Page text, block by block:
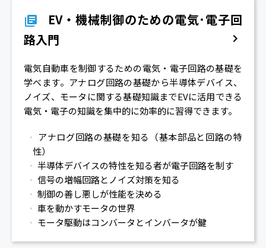
EV・機械制御のための電気･電子回
路入門
電気自動車を制御するための電気・電子回路の基礎を
学べます。アナログ回路の基礎から半導体デバイス、
ノイズ、モータに関する基礎知識までEVに活用できる
電気・電子の知識を集中的に効率的に習得できます。
アナログ回路の基礎を知る（基本部品と回路の特
性）
半導体デバイスの特性を知る者が電子回路を制す
信号の増幅回路とノイズ対策を知る
制御の善し悪しが性能を決める
車を動かすモータの世界
モータ駆動はコンバータとインバータが鍵